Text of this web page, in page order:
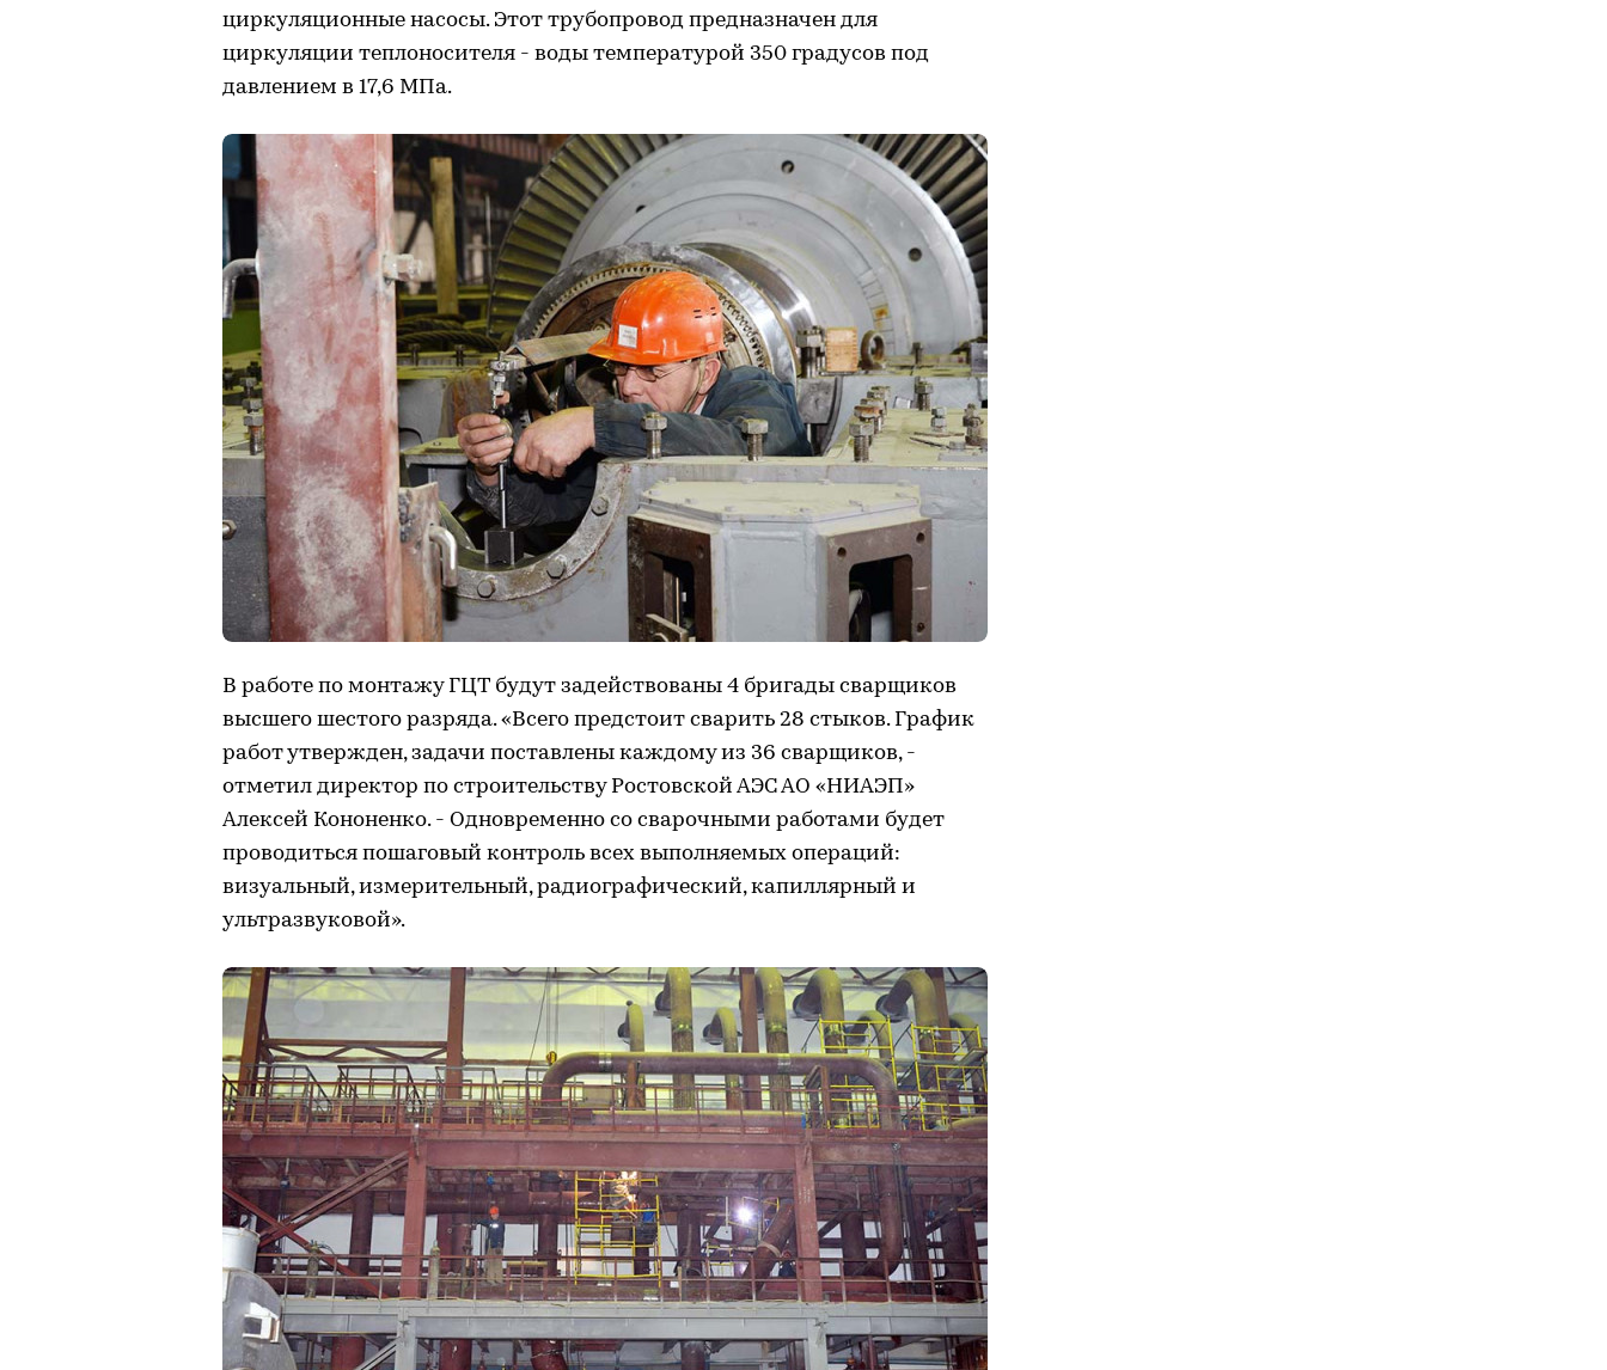
циркуляционные насосы. Этот трубопровод предназначен для
циркуляции теплоносителя - воды температурой 350 градусов под
давлением в 17,6 МПа.
В работе по монтажу ГЦТ будут задействованы 4 бригады сварщиков
высшего шестого разряда. «Всего предстоит сварить 28 стыков. График
работ утвержден, задачи поставлены каждому из 36 сварщиков, -
отметил директор по строительству Ростовской АЭС АО «НИАЭП»
Алексей Кононенко. - Одновременно со сварочными работами будет
проводиться пошаговый контроль всех выполняемых операций:
визуальный, измерительный, радиографический, капиллярный и
ультразвуковой».